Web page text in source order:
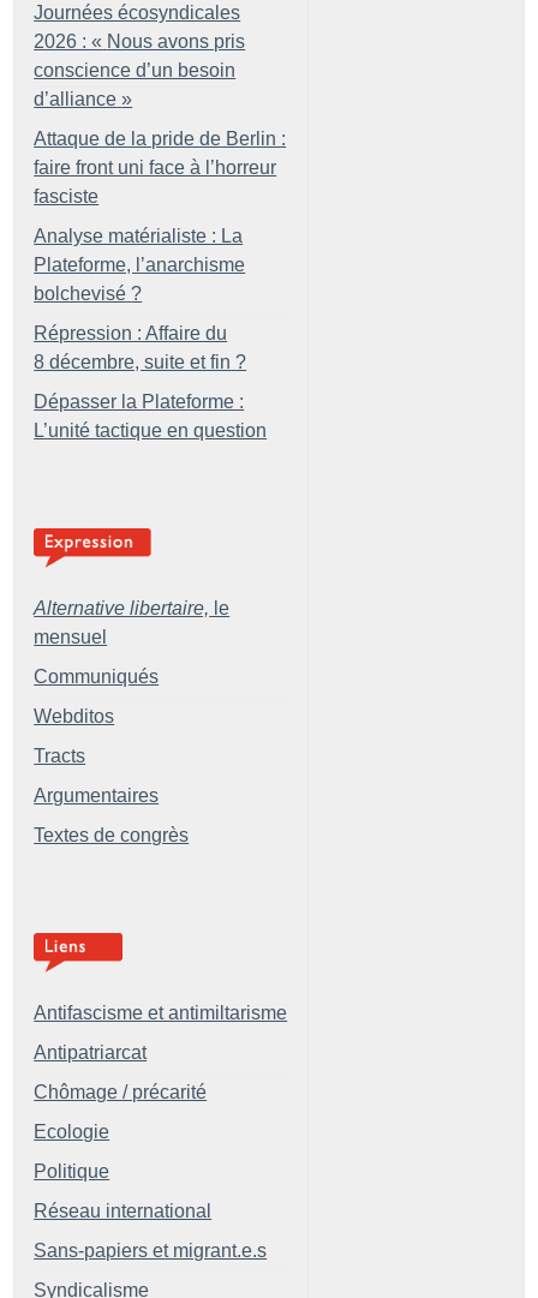
Journées écosyndicales
2026 : « Nous avons pris
conscience d’un besoin
d’alliance »
Attaque de la pride de Berlin :
faire front uni face à l’horreur
fasciste
Analyse matérialiste : La
Plateforme, l’anarchisme
bolchevisé ?
Répression : Affaire du
8 décembre, suite et fin ?
Dépasser la Plateforme :
L’unité tactique en question
Alternative libertaire, le
mensuel
Communiqués
Webditos
Tracts
Argumentaires
Textes de congrès
Antifascisme et antimiltarisme
Antipatriarcat
Chômage / précarité
Ecologie
Politique
Réseau international
Sans-papiers et migrant.e.s
Syndicalisme